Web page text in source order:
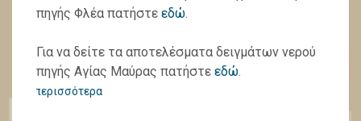
πηγής Φλέα πατήστε εδώ.
Για να δείτε τα αποτελέσματα δειγμάτων νερού
πηγής Αγίας Μαύρας πατήστε εδώ.
περισσότερα